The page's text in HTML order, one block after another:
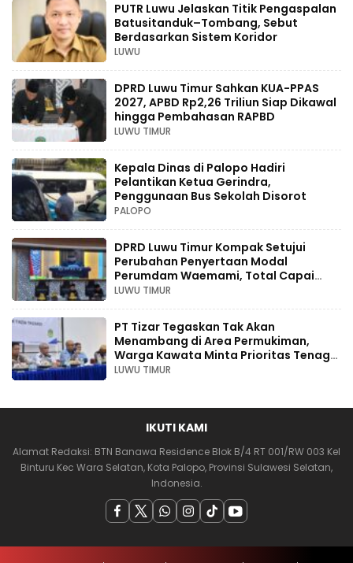
PUTR Luwu Jelaskan Titik Pengaspalan
Batusitanduk–Tombang, Sebut
Berdasarkan Sistem Koridor
LUWU
DPRD Luwu Timur Sahkan KUA-PPAS
2027, APBD Rp2,26 Triliun Siap Dikawal
hingga Pembahasan RAPBD
LUWU TIMUR
Kepala Dinas di Palopo Hadiri
Pelantikan Ketua Gerindra,
Penggunaan Bus Sekolah Disorot
PALOPO
DPRD Luwu Timur Kompak Setujui
Perubahan Penyertaan Modal
Perumdam Waemami, Total Capai
Rp131,68 Miliar Hingga 2030
LUWU TIMUR
PT Tizar Tegaskan Tak Akan
Menambang di Area Permukiman,
Warga Kawata Minta Prioritas Tenaga
Kerja Lokal
LUWU TIMUR
IKUTI KAMI
Alamat Redaksi: BTN Banawa Residence Blok B/4 RT 001/RW 003 Kel
Binturu Kec Wara Selatan, Kota Palopo, Provinsi Sulawesi Selatan,
Indonesia.